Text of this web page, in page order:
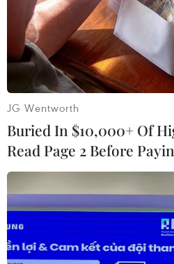
#tin tức 24h
#tin tức mới nhất
#tin tức thời sự
#tin tức hot
#Plus
Mỹ
Theo dõi VietnamPlus
TIN LIÊN QUAN
JG Wentworth
Buried In $10,000+ Of
Read Page 2 Before